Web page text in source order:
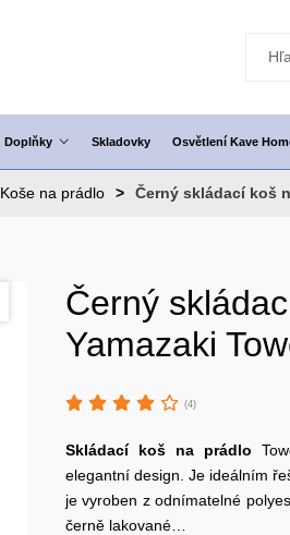
Doplňky Skladovky Osvětlení Kave
Koše na prádlo Černý skládací koš
Černý
Yamazaki
(4)
Skládací košnaprádlo
elegantní design. Je ideálním
je vyroben z odnímatelné
černě lakované…